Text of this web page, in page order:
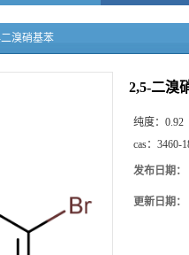
溴硝基苯
2,5-二溴
纯度： 0.92
cas： 3460-
发布日期：
更新日期：